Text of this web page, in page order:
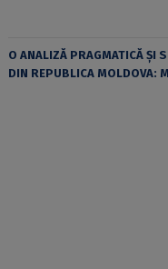
O ANALIZĂ PRAGMATICĂ ȘI
DIN REPUBLICA MOLDOVA: